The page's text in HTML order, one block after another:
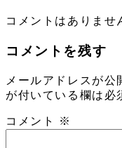
コメントはありませ
コメントを残す
メールアドレスが公
が付いている欄は必
コメント ※